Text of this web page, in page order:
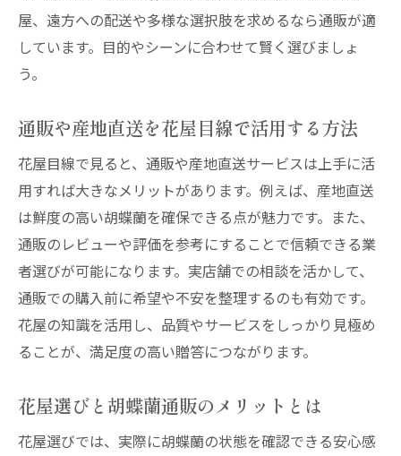
屋、遠方への配送や多様な選択肢を求めるなら通販が適
しています。目的やシーンに合わせて賢く選びましょ
う。
通販や産地直送を花屋目線で活用する方法
花屋目線で見ると、通販や産地直送サービスは上手に活
用すれば大きなメリットがあります。例えば、産地直送
は鮮度の高い胡蝶蘭を確保できる点が魅力です。また、
通販のレビューや評価を参考にすることで信頼できる業
者選びが可能になります。実店舗での相談を活かして、
通販での購入前に希望や不安を整理するのも有効です。
花屋の知識を活用し、品質やサービスをしっかり見極め
ることが、満足度の高い贈答につながります。
花屋選びと胡蝶蘭通販のメリットとは
花屋選びでは、実際に胡蝶蘭の状態を確認できる安心感